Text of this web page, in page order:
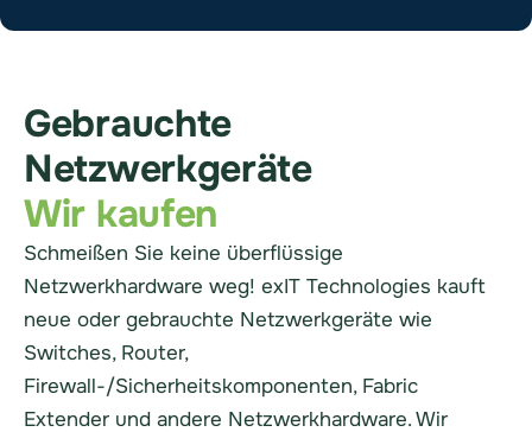
Gebrauchte
Netzwerkgeräte
Wir kaufen
Schmeißen Sie keine überflüssige
Netzwerkhardware weg! exIT Technologies kauft
neue oder gebrauchte Netzwerkgeräte wie
Switches, Router,
Firewall-/Sicherheitskomponenten, Fabric
Extender und andere Netzwerkhardware. Wir